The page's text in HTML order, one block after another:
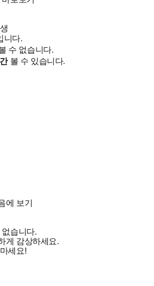
니다.
수 없습니다.
간볼 수 있습니다.
에 보기
습니다.
게 감상하세요.
세요!